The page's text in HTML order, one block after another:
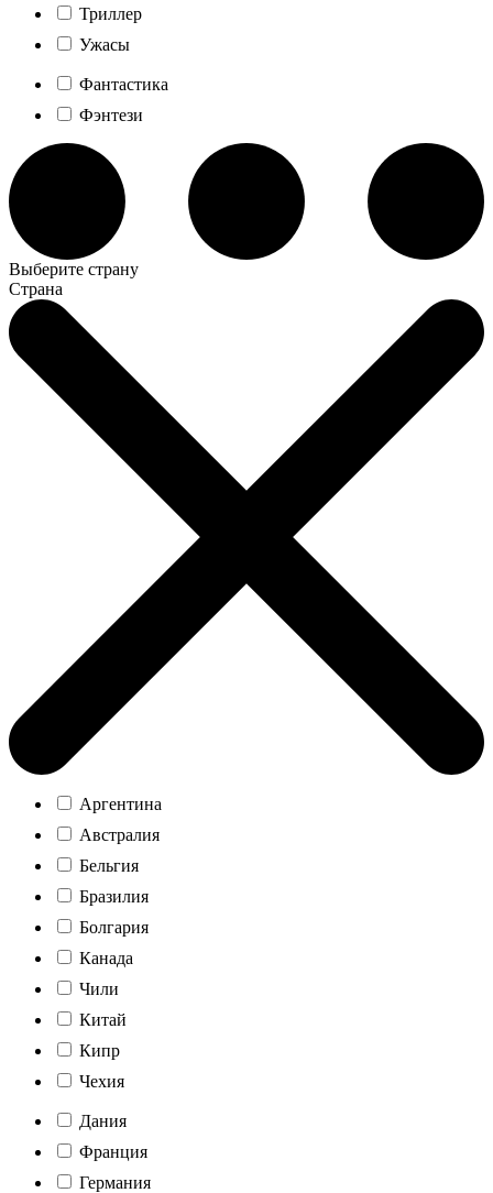
Триллер
Ужасы
Фантастика
Фэнтези
Выберите страну
Страна
Аргентина
Австралия
Бельгия
Бразилия
Болгария
Канада
Чили
Китай
Кипр
Чехия
Дания
Франция
Германия